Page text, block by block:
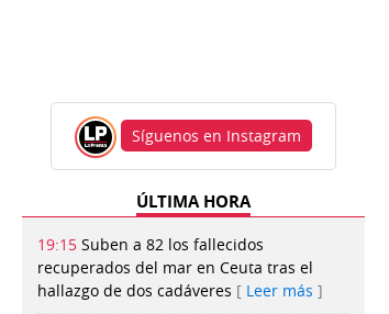
Síguenos en Instagram
ÚLTIMA HORA
19:15 Suben a 82 los fallecidos
recuperados del mar en Ceuta tras el
hallazgo de dos cadáveres
Leer más